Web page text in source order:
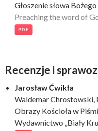
Głoszenie słowa
Preaching the word of
PDF
Recenzje i
Jarosław Ćwikła
Waldemar Chrostowski,
Obrazy Kościoła w
Wydawnictwo „Biały